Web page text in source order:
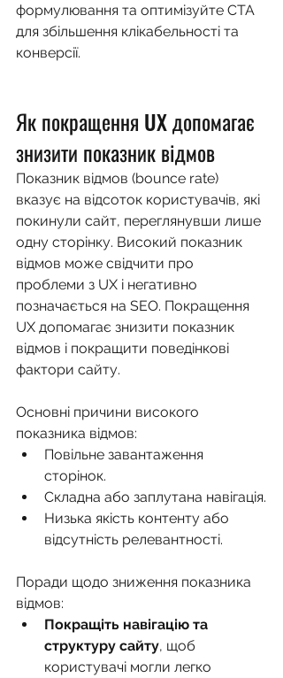
формулювання та оптимізуйте CTA
для збільшення клікабельності та
конверсії.
Як покращення UX допомагає
знизити показник відмов
Показник відмов (bounce rate)
вказує на відсоток користувачів, які
покинули сайт, переглянувши лише
одну сторінку. Високий показник
відмов може свідчити про
проблеми з UX і негативно
позначається на SEO. Покращення
UX допомагає знизити показник
відмов і покращити поведінкові
фактори сайту.
Основні причини високого
показника відмов:
Повільне завантаження
сторінок.
Складна або заплутана навігація.
Низька якість контенту або
відсутність релевантності.
Поради щодо зниження показника
відмов:
Покращіть навігацію та
структуру сайту, щоб
користувачі могли легко